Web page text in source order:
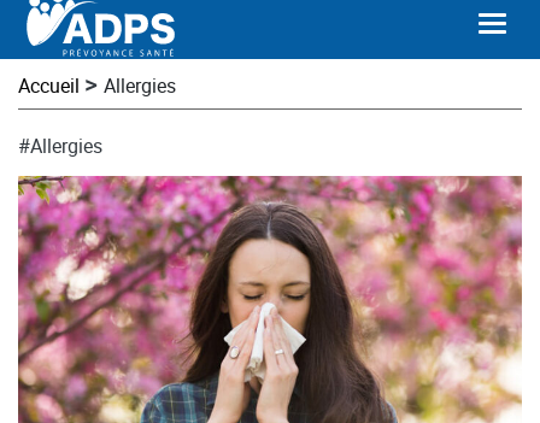
Accueil > Allergies
#Allergies